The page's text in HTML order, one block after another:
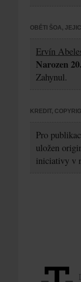
OBĚTI ŠOA,
Ervín
Narozen
Zahynul.
KREDIT,
Pro
uložen
iniciativy v